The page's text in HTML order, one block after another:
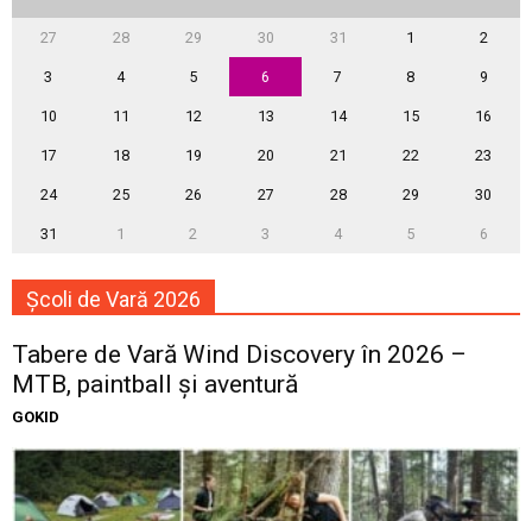
27 28 29 30 31 1 2
3 4 5 6 7 8 9
10 11 12 13 14 15 16
17 18 19 20 21 22 23
24 25 26 27 28 29 30
31 1 2 3 4 5 6
Școli de Vară 2026
Tabere de Vară Wind Discovery în 2026 –
MTB, paintball și aventură
GOKID